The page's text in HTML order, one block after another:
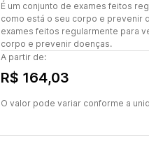
É um conjunto de exames feitos
como está o seu corpo e prevenir
exames feitos regularmente para
corpo e prevenir doenças.
A partir de:
R$ 164,03
O valor pode variar conforme a